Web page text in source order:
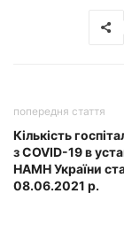
попередня стаття
Кількість
з COVID-19 в
НАМН України
08.06.2021 р.